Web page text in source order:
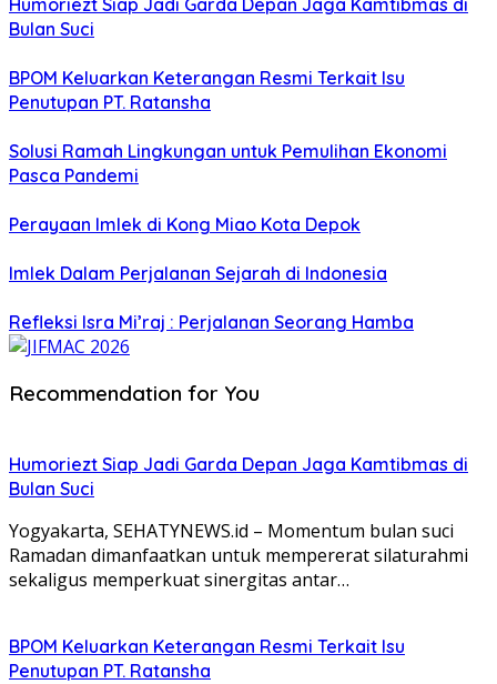
Humoriezt Siap Jadi Garda Depan Jaga Kamtibmas di
Bulan Suci
BPOM Keluarkan Keterangan Resmi Terkait Isu
Penutupan PT. Ratansha
Solusi Ramah Lingkungan untuk Pemulihan Ekonomi
Pasca Pandemi
Perayaan Imlek di Kong Miao Kota Depok
Imlek Dalam Perjalanan Sejarah di Indonesia
Refleksi Isra Mi’raj : Perjalanan Seorang Hamba
Recommendation for You
Humoriezt Siap Jadi Garda Depan Jaga Kamtibmas di
Bulan Suci
Yogyakarta, SEHATYNEWS.id – Momentum bulan suci
Ramadan dimanfaatkan untuk mempererat silaturahmi
sekaligus memperkuat sinergitas antar…
BPOM Keluarkan Keterangan Resmi Terkait Isu
Penutupan PT. Ratansha